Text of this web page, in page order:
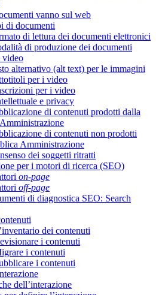
vanno sul web
di documenti
di lettura dei documenti elettronici
di produzione dei documenti
video
alternativo (alt text) per le immagini
per i video
per i video
e privacy
di contenuti prodotti dalla
di contenuti non prodotti
Amministrazione
dei soggetti ritratti
per i motori di ricerca (SEO)
on-page
off-page
di diagnostica SEO: Search
dei contenuti
i contenuti
i contenuti
i contenuti
dell’interazione